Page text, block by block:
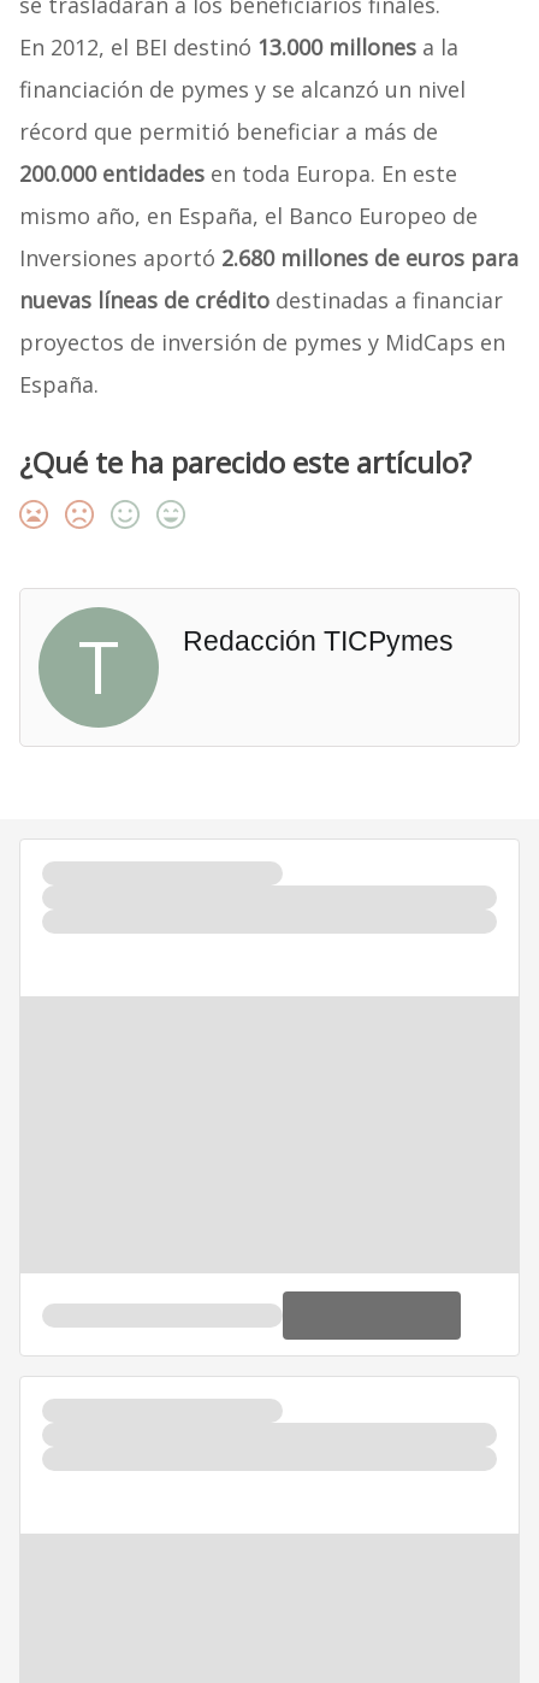
En 2012, el BEI destinó 13.000 millonesa la
financiación de pymes y se alcanzó un nivel
récord que permitió beneficiar a más de
200.000 entidadesen toda Europa. En este
mismo año, en España, el Banco Europeo de
Inversiones aportó 2.680 millones de euros para
nuevas líneas de créditodestinadas a financiar
proyectos de inversión de pymes y MidCaps en
España.
¿Qué te ha parecido este artículo?
T Redacción TICPymes